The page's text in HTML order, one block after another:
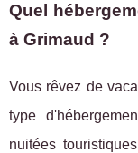
Quel
à Grimaud ?
Vous rêvez de
type
nuitées